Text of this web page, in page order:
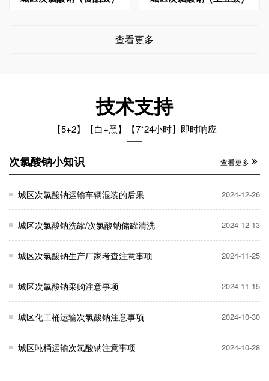
查看更多
技术支持
【5+2】【白+黑】【7*24小时】即时响应
次氯酸钠小知识 查看更多
城区次氯酸钠运输车辆混装的后果 2024-12-26
城区次氯酸钠洗罐/次氯酸钠储罐清洗 2024-12-13
城区次氯酸钠生产厂家考查注意事项 2024-11-25
城区次氯酸钠采购注意事项 2024-11-15
城区化工桶运输次氯酸钠注意事项 2024-10-30
城区吨桶运输次氯酸钠注意事项 2024-10-28